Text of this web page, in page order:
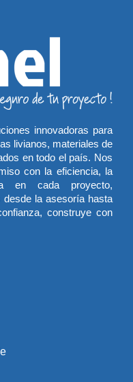
innovadoras para
livianos, materiales de
en todo el país. Nos
con la eficiencia, la
en cada proyecto,
la asesoría hasta
construye con